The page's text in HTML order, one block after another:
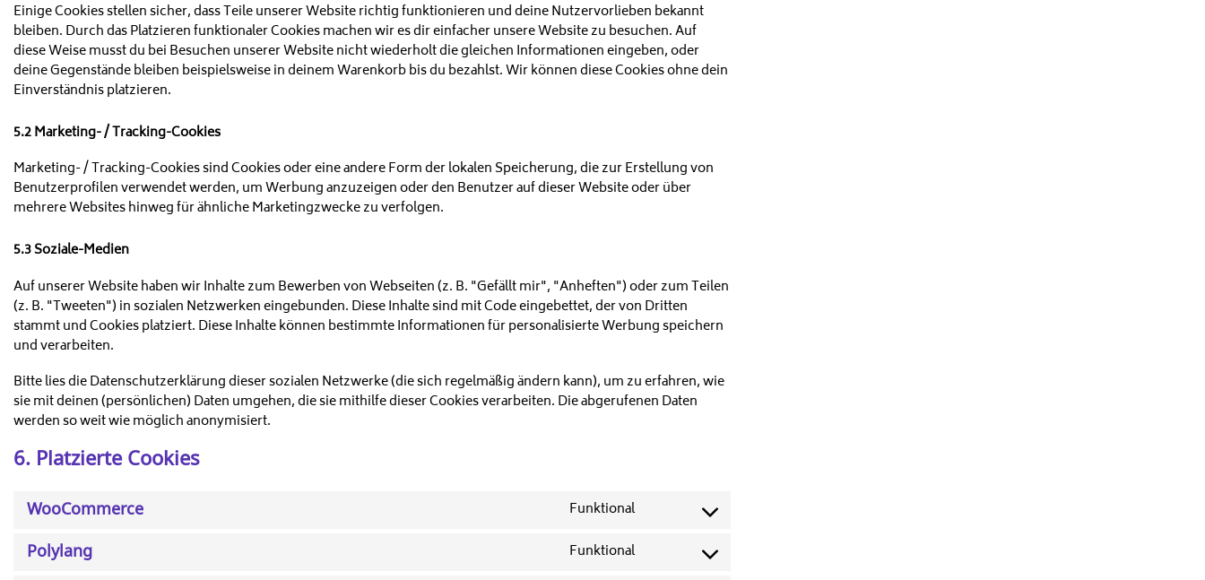
Einige Cookies stellen sicher, dass Teile unserer Website richtig funktionieren und deine Nutzervorlieben bekannt
bleiben. Durch das Platzieren funktionaler Cookies machen wir es dir einfacher unsere Website zu besuchen. Auf
diese Weise musst du bei Besuchen unserer Website nicht wiederholt die gleichen Informationen eingeben, oder
deine Gegenstände bleiben beispielsweise in deinem Warenkorb bis du bezahlst. Wir können diese Cookies ohne dein
Einverständnis platzieren.
5.2 Marketing- / Tracking-Cookies
Marketing- / Tracking-Cookies sind Cookies oder eine andere Form der lokalen Speicherung, die zur Erstellung von
Benutzerprofilen verwendet werden, um Werbung anzuzeigen oder den Benutzer auf dieser Website oder über
mehrere Websites hinweg für ähnliche Marketingzwecke zu verfolgen.
5.3 Soziale-Medien
Auf unserer Website haben wir Inhalte zum Bewerben von Webseiten (z. B. "Gefällt mir", "Anheften") oder zum Teilen
(z. B. "Tweeten") in sozialen Netzwerken eingebunden. Diese Inhalte sind mit Code eingebettet, der von Dritten
stammt und Cookies platziert. Diese Inhalte können bestimmte Informationen für personalisierte Werbung speichern
und verarbeiten.
Bitte lies die Datenschutzerklärung dieser sozialen Netzwerke (die sich regelmäßig ändern kann), um zu erfahren, wie
sie mit deinen (persönlichen) Daten umgehen, die sie mithilfe dieser Cookies verarbeiten. Die abgerufenen Daten
werden so weit wie möglich anonymisiert.
6. Platzierte Cookies
WooCommerce Funktional
Polylang Funktional